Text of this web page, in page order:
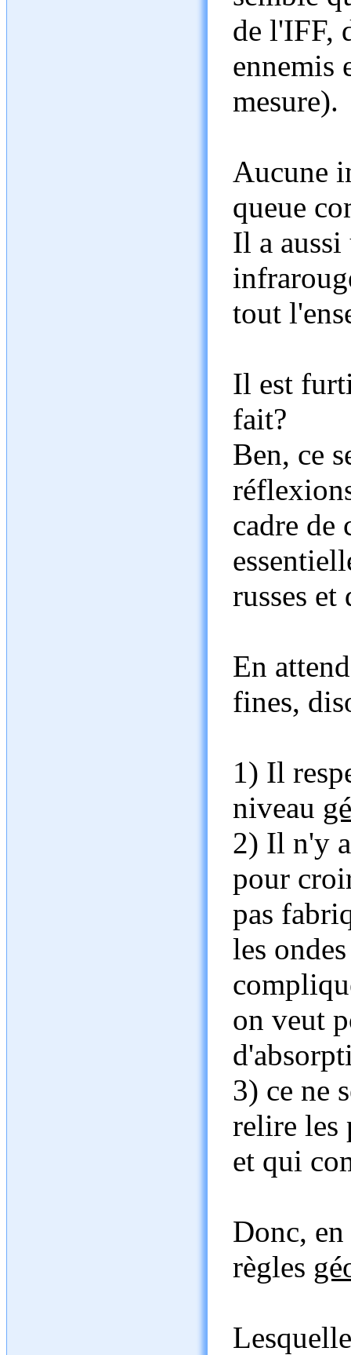
de l'IFF,
ennemis
mesure).
Aucune
queue
Il a aussi
tout
Il est
fait?
Ben, ce
cadre de
russes
En
fines,
1) Il
niveau
2) Il n'y
pour
pas
les
on veut
3) ce ne
relire les
et qui
Donc,
règles